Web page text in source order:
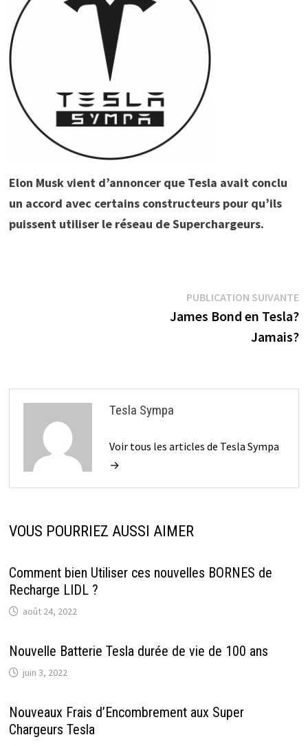
Elon Musk vient d’annoncer que Tesla avait conclu
un accord avec certains constructeurs pour qu’ils
puissent utiliser le réseau de Superchargeurs.
PUBLICATION SUIVANTE
James Bond en Tesla?
Jamais?
Tesla Sympa
Voir tous les articles de Tesla Sympa
→
VOUS POURRIEZ AUSSI AIMER
Comment bien Utiliser ces nouvelles BORNES de
Recharge LIDL ?
août 24, 2022
Nouvelle Batterie Tesla durée de vie de 100 ans
juin 3, 2022
Nouveaux Frais d’Encombrement aux Super
Chargeurs Tesla